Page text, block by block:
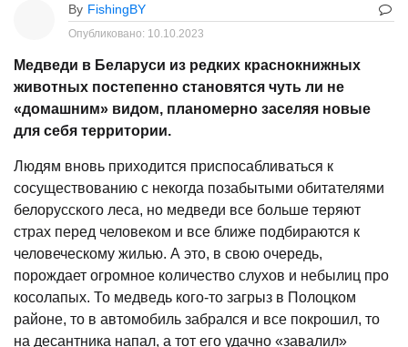
By FishingBY
Опубликовано: 10.10.2023
Медведи в Беларуси из редких краснокнижных
животных постепенно становятся чуть ли не
«домашним» видом, планомерно заселяя новые
для себя территории.
Людям вновь приходится приспосабливаться к
сосуществованию с некогда позабытыми обитателями
белорусского леса, но медведи все больше теряют
страх перед человеком и все ближе подбираются к
человеческому жилью. А это, в свою очередь,
порождает огромное количество слухов и небылиц про
косолапых. То медведь кого-то загрыз в Полоцком
районе, то в автомобиль забрался и все покрошил, то
на десантника напал, а тот его удачно «завалил»